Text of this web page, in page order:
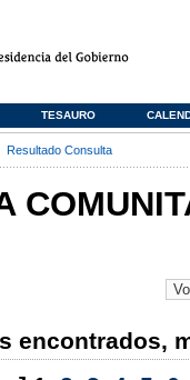
TESAURO
Resultado Consulta
encontrados,